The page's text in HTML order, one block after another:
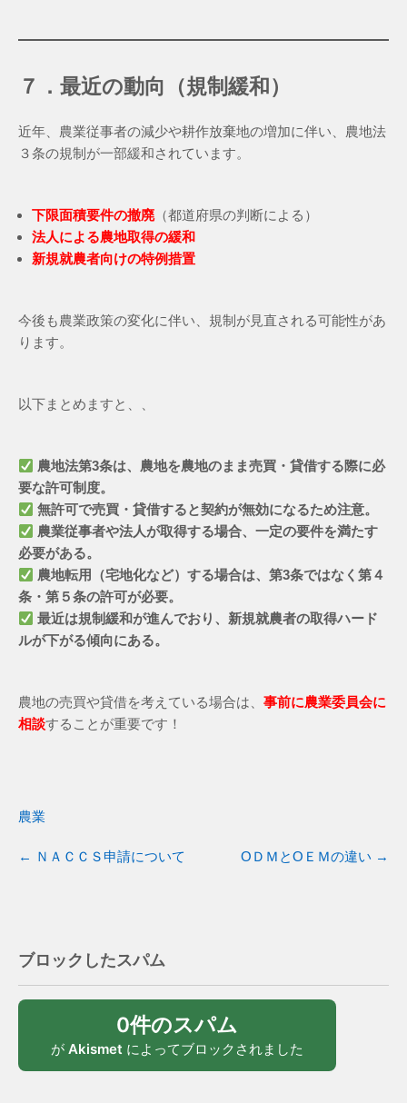
７．最近の動向（規制緩和）
近年、農業従事者の減少や耕作放棄地の増加に伴い、農地法
３条の規制が一部緩和されています。
下限面積要件の撤廃（都道府県の判断による）
法人による農地取得の緩和
新規就農者向けの特例措置
今後も農業政策の変化に伴い、規制が見直される可能性があ
ります。
以下まとめますと、、
農地法第3条は、農地を農地のまま売買・貸借する際に必
要な許可制度。
無許可で売買・貸借すると契約が無効になるため注意。
農業従事者や法人が取得する場合、一定の要件を満たす
必要がある。
農地転用（宅地化など）する場合は、第3条ではなく第４
条・第５条の許可が必要。
最近は規制緩和が進んでおり、新規就農者の取得ハード
ルが下がる傾向にある。
農地の売買や貸借を考えている場合は、 事前に農業委員会に
相談することが重要です！
農業
← ＮＡＣＣＳ申請について ОＤＭとOＥＭの違い →
ブロックしたスパム
0件のスパム
が Akismet によってブロックされました